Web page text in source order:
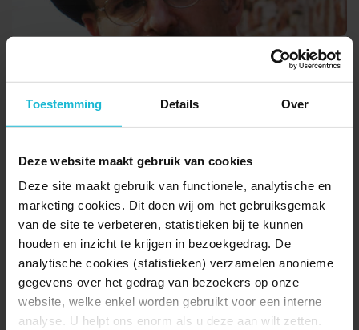
Toestemming Details Over
Deze website maakt gebruik van cookies
Deze site maakt gebruik van functionele, analytische en
marketing cookies. Dit doen wij om het gebruiksgemak
van de site te verbeteren, statistieken bij te kunnen
houden en inzicht te krijgen in bezoekgedrag. De
analytische cookies (statistieken) verzamelen anonieme
gegevens over het gedrag van bezoekers op onze
website, welke enkel worden gebruikt voor een interne
analyse. U helpt ons enorm als u deze aan wilt zetten.
StoryTrail Theaterwandeling Gouda
25-10-2026
Vesting Gouda